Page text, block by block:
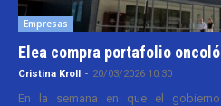
Empresas
Elea compra portafolio
Cristina Kroll - 20/03/2026 10:30
En la semana en que el